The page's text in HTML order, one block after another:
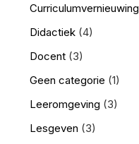
Curriculumvernieuwing
Didactiek (4)
Docent (3)
Geen categorie (1)
Leeromgeving (3)
Lesgeven (3)